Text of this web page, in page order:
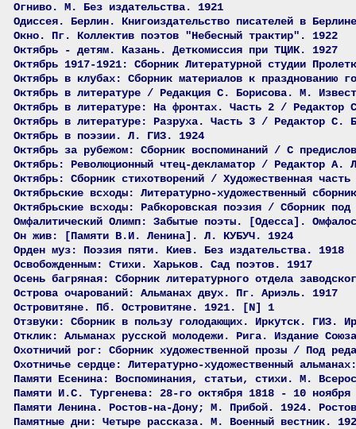
Огниво. М. Без издательства. 1921
Одиссея. Берлин. Книгоиздательство писателей в
Окно. Пг. Коллектив поэтов "Небесный трактир". 1922
Октябрь - детям. Казань. Деткомиссия при ТЦИК. 1927
Октябрь 1917-1921: Сборник Литературной студии
Октябрь в клубах: Сборник материалов к празднованию
Октябрь в литературе / Редакция С. Борисова. М.
Октябрь в литературе: На фронтах. Часть 2 /
Октябрь в литературе: Разруха. Часть 3 / Редактор С.
Октябрь в поэзии. Л. ГИЗ. 1924
Октябрь за рубежом: Сборник воспоминаний / С
Октябрь: Революционный чтец-декламатор / Редактор А.
Октябрь: Сборник стихотворений / Художественная
Октябрьские всходы: Литературно-художественный
Октябрьские всходы: Рабкоровская поэзия / Сборник
Омфалитический Олимп: Забытые поэты. [Одесса].
Он жив: [Памяти В.И. Ленина]. Л. КУБУЧ. 1924
Орден муз: Поэзия пяти. Киев. Без издательства. 1918
Освобожденным: Стихи. Харьков. Сад поэтов. 1917
Осень багряная: Сборник литературного отдела
Острова очарований: Альманах двух. Пг. Ариэль. 1917
Островитяне. Пб. Островитяне. 1921. [N] 1
Отзвуки: Сборник в пользу голодающих. Иркутск. ГИЗ.
Отклик: Альманах русской молодежи. Рига. Издание
Охотничий рог: Сборник художественной прозы / Под
Охотничье сердце: Литературно-художественный
Памяти Есенина: Воспоминания, статьи, стихи. М.
Памяти И.С. Тургенева: 28-го октября 1818 - 10 ноября
Памяти Ленина. Ростов-на-Дону; М. Прибой. 1924.
Памятные дни: Четыре рассказа. М. Военный вестник.